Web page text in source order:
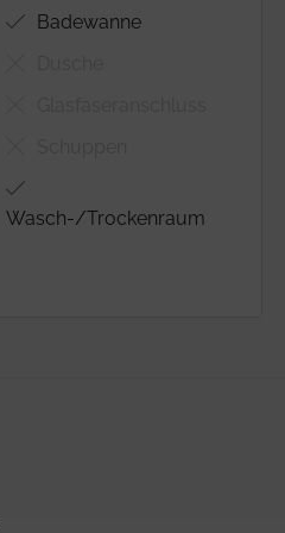
Badewanne
Wasch-/Trockenraum